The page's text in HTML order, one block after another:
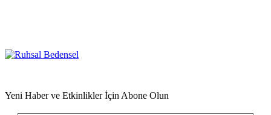
Yeni Haber ve Etkinlikler İçin Abone Olun